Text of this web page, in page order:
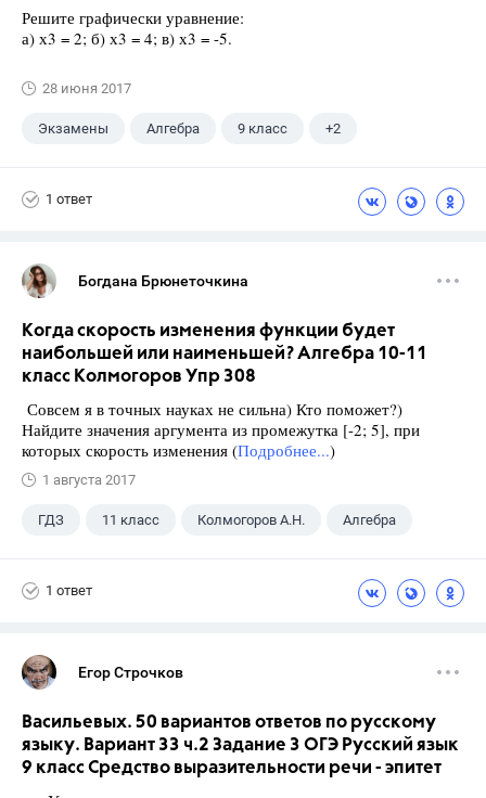
Решите графически уравнение:
а) х3 = 2; б) х3 = 4; в) х3 = -5.
28 июня 2017
Экзамены Алгебра 9 класс +2
1 ответ
Богдана Брюнеточкина
Когда скорость изменения функции будет
наибольшей или наименьшей? Алгебра 10-11
класс Колмогоров Упр 308
Совсем я в точных науках не сильна) Кто поможет?)
Найдите значения аргумента из промежутка [-2; 5], при
которых скорость изменения (Подробнее...)
1 августа 2017
ГДЗ 11 класс Колмогоров А.Н. Алгебра
1 ответ
Егор Строчков
Васильевых. 50 вариантов ответов по русскому
языку. Вариант 33 ч.2 Задание 3 ОГЭ Русский язык
9 класс Средство выразительности речи - эпитет